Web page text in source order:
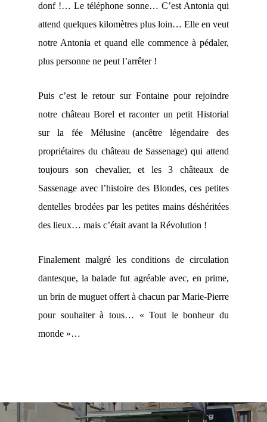
donf !… Le téléphone sonne… C’est Antonia qui
attend quelques kilomètres plus loin… Elle en veut
notre Antonia et quand elle commence à pédaler,
plus personne ne peut l’arrêter !
Puis c’est le retour sur Fontaine pour rejoindre
notre château Borel et raconter un petit Historial
sur la fée Mélusine (ancêtre légendaire des
propriétaires du château de Sassenage) qui attend
toujours son chevalier, et les 3 châteaux de
Sassenage avec l’histoire des Blondes, ces petites
dentelles brodées par les petites mains déshéritées
des lieux… mais c’était avant la Révolution !
Finalement malgré les conditions de circulation
dantesque, la balade fut agréable avec, en prime,
un brin de muguet offert à chacun par Marie-Pierre
pour souhaiter à tous… « Tout le bonheur du
monde »…